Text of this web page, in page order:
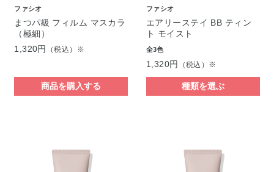
ファシオ
まつパ級 フィルム マスカラ
（極細）
1,320円
（税込）※
商品を購入する
ファシオ
エアリーステイ BB ティン
ト モイスト
全3色
1,320円 （税込）※
種類を選ぶ